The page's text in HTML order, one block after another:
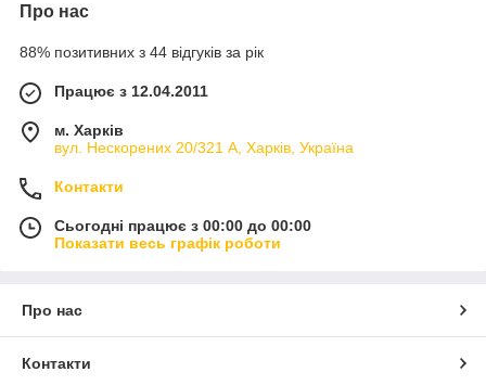
Про нас
88% позитивних з 44 відгуків за рік
Працює з 12.04.2011
м. Харків
вул. Нескорених 20/321 А, Харків, Україна
Контакти
Сьогодні працює з 00:00 до 00:00
Показати весь графік роботи
Про нас
Контакти